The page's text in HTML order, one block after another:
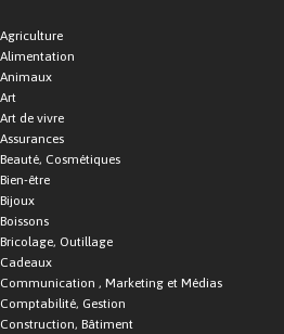
Agriculture
Alimentation
Animaux
Art
Art de vivre
Assurances
Beauté, Cosmétiques
Bien-être
Bijoux
Boissons
Bricolage, Outillage
Cadeaux
Communication , Marketing et Médias
Comptabilité, Gestion
Construction, Bâtiment